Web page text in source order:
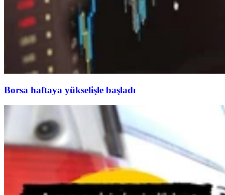
Borsa haftaya yükselişle başladı